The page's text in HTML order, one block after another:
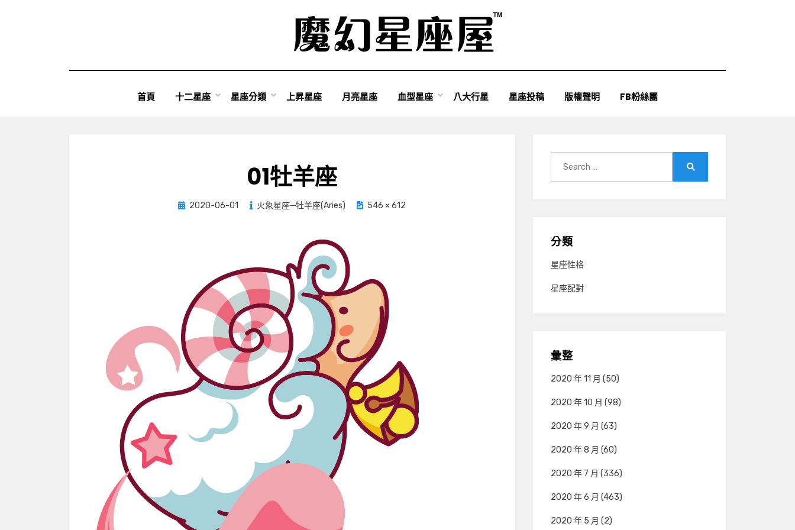
首頁 十二星座 星座分類 上昇星座 月亮星座 血型星座 八大行星 星座投稿 版權聲明 FB粉絲團
01牡羊座
Posted
2020-06-01 火象星座─牡羊座(Aries) 546 × 612
分類
星座性格
星座配對
彙整
2020 年 11 月 (50)
2020 年 10 月 (98)
2020 年 9 月 (63)
2020 年 8 月 (60)
2020 年 7 月 (336)
2020 年 6 月 (463)
2020 年 5 月 (2)